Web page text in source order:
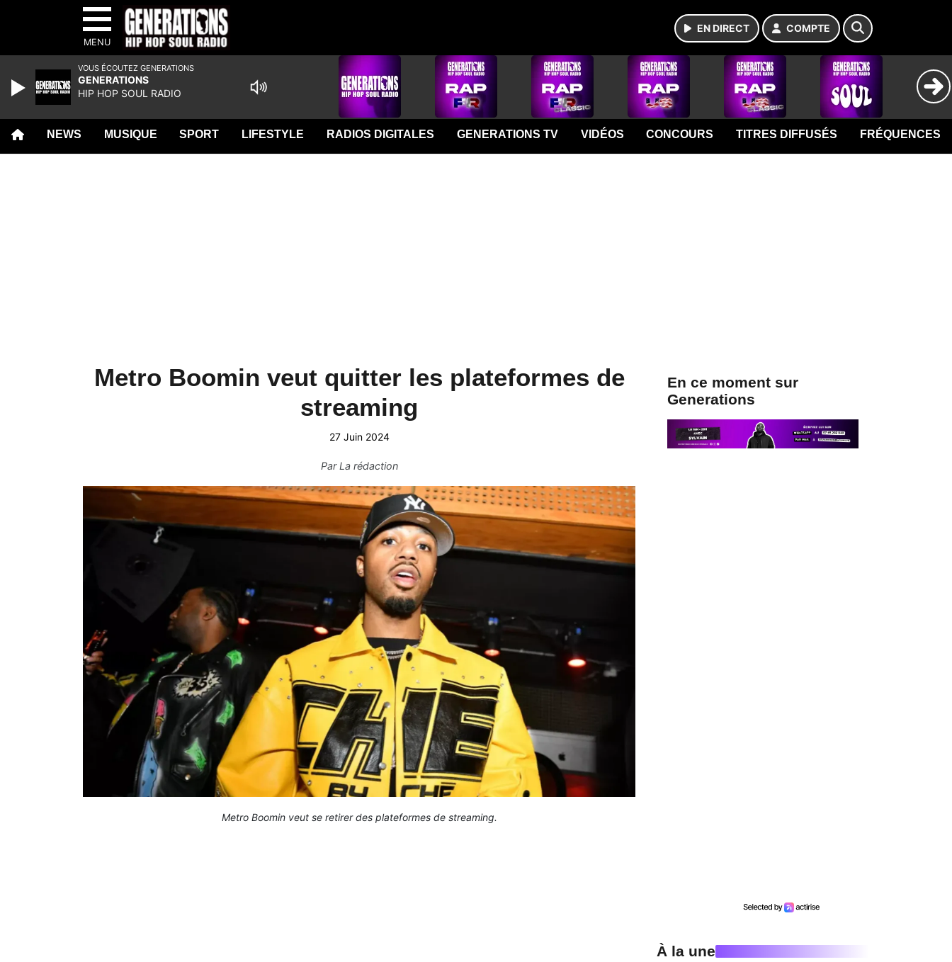
MENU
EN DIRECT COMPTE
NEWS MUSIQUE SPORT LIFESTYLE RADIOS DIGITALES GENERATIONS TV VIDÉOS CONCOURS TITRES DIFFUSÉS FRÉQUENCES
Metro Boomin veut quitter les plateformes de
streaming
27 Juin 2024
ParLa rédaction
Metro Boomin veut se retirer des plateformes de streaming.
En ce moment sur
Generations
À la une
VOUS ÉCOUTEZ GENERATIONS
GENERATIONS
HIP HOP SOUL RADIO